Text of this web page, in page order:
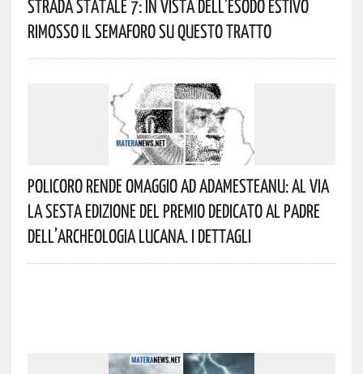
Strada Statale 7: In Vista Dell’esodo Estivo
Rimosso Il Semaforo Su Questo Tratto
Policoro Rende Omaggio Ad Adamesteanu: Al Via
La Sesta Edizione Del Premio Dedicato Al Padre
Dell’archeologia Lucana. I Dettagli